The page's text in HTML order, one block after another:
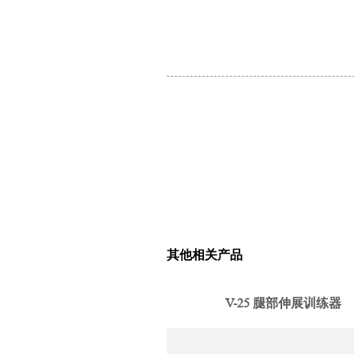
其他相关产品
V-25 腿部伸展训练器